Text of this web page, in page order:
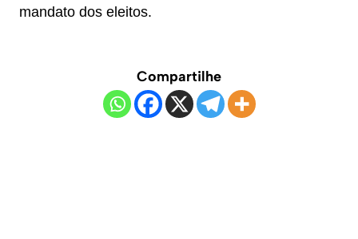
mandato dos eleitos.
Compartilhe